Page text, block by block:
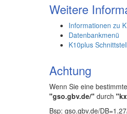
Weitere
Informationen zu
Datenbankmenü
K10plus
Achtung
Wenn Sie eine
"gso.gbv.de/" durch
Bsp: gso.gbv.de/